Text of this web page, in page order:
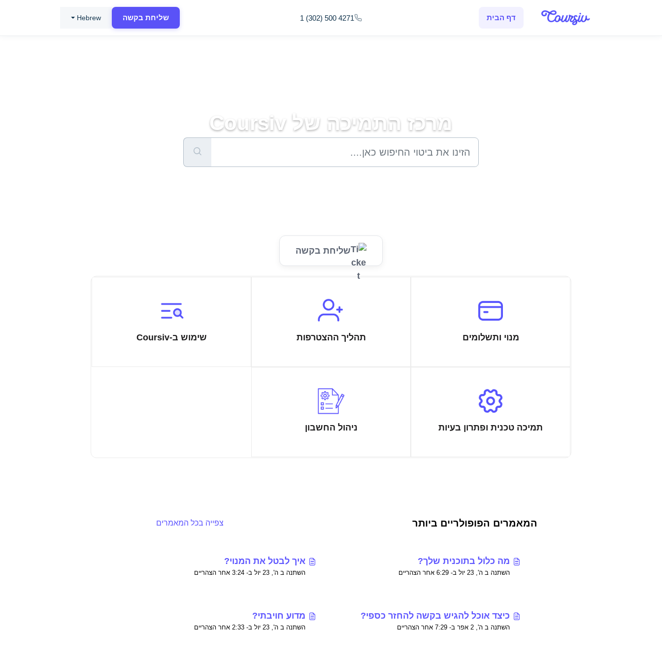
דף הבית
שליחת בקשה 1 (302) 500 4271
Hebrew
מרכז התמיכה של Coursiv
שליחת בקשה
מנוי ותשלומים תהליך ההצטרפות שימוש ב-Coursiv
תמיכה טכנית ופתרון בעיות ניהול החשבון
המאמרים הפופולריים ביותר צפייה בכל המאמרים
מה כלול בתוכנית שלך?
השתנה ב ה', 23 יול ב- 6:29 אחר הצהריים
איך לבטל את המנוי?
השתנה ב ה', 23 יול ב- 3:24 אחר הצהריים
כיצד אוכל להגיש בקשה להחזר כספי?
השתנה ב ה', 2 אפר ב- 7:29 אחר הצהריים
מדוע חויבתי?
השתנה ב ה', 23 יול ב- 2:33 אחר הצהריים